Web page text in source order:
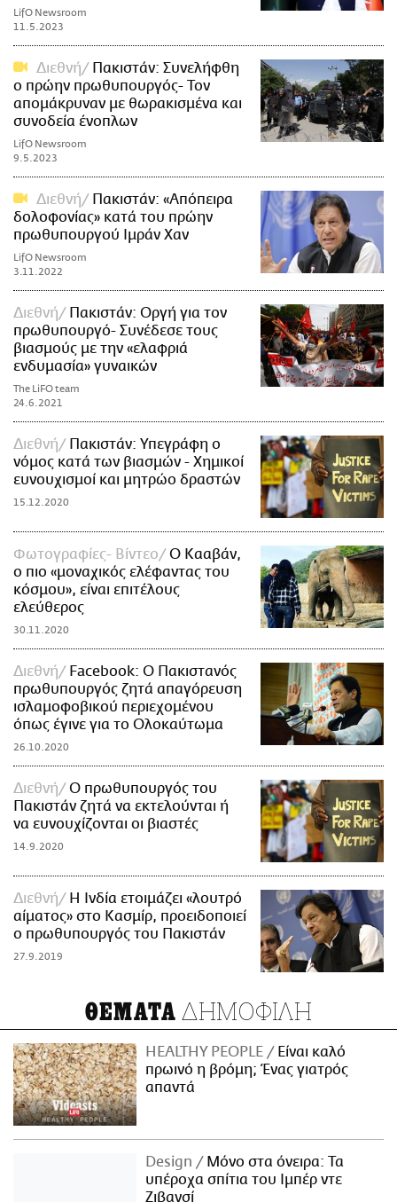
LifO Newsroom
11.5.2023
Διεθνή
Πακιστάν: Συνελήφθη
ο πρώην πρωθυπουργός- Τον
απομάκρυναν με θωρακισμένα και
συνοδεία ένοπλων
LifO Newsroom
9.5.2023
Διεθνή
Πακιστάν: «Απόπειρα
δολοφονίας» κατά του πρώην
πρωθυπουργού Ιμράν Χαν
LifO Newsroom
3.11.2022
Διεθνή
Πακιστάν: Οργή για τον
πρωθυπουργό- Συνέδεσε τους
βιασμούς με την «ελαφριά
ενδυμασία» γυναικών
The LiFO team
24.6.2021
Διεθνή
Πακιστάν: Υπεγράφη ο
νόμος κατά των βιασμών - Χημικοί
ευνουχισμοί και μητρώο δραστών
15.12.2020
Φωτογραφίες- Βίντεο
Ο Κααβάν,
ο πιο «μοναχικός ελέφαντας του
κόσμου», είναι επιτέλους
ελεύθερος
30.11.2020
Διεθνή
Facebook: O Πακιστανός
πρωθυπουργός ζητά απαγόρευση
ισλαμοφοβικού περιεχομένου
όπως έγινε για το Ολοκαύτωμα
26.10.2020
Διεθνή
Ο πρωθυπουργός του
Πακιστάν ζητά να εκτελούνται ή
να ευνουχίζονται οι βιαστές
14.9.2020
Διεθνή
Η Ινδία ετοιμάζει «λουτρό
αίματος» στο Κασμίρ, προειδοποιεί
ο πρωθυπουργός του Πακιστάν
27.9.2019
ΘΕΜΑΤΑ ΔΗΜΟΦΙΛΗ
HEALTHY PEOPLE
Είναι καλό
πρωινό η βρόμη; Ένας γιατρός
απαντά
Design
Μόνο στα όνειρα: Τα
υπέροχα σπίτια του Ιμπέρ ντε
Ζιβανσί